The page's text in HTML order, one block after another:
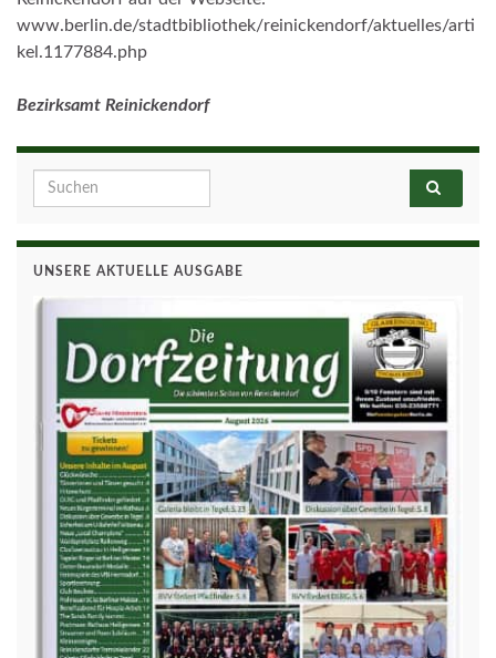
www.berlin.de/stadtbibliothek/reinickendorf/aktuelles/arti
kel.1177884.php
Bezirksamt Reinickendorf
Search for:
UNSERE AKTUELLE AUSGABE